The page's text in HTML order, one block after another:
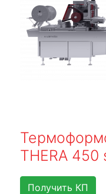
THERA 450
Получить КП